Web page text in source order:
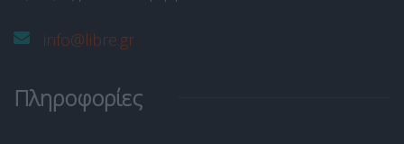
info@libre.gr
Πληροφορίες